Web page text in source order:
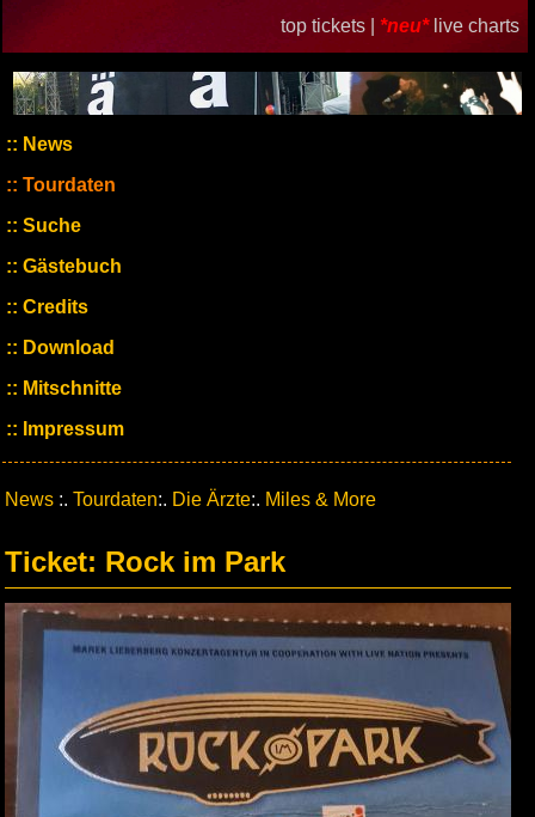
top tickets | *neu* live charts
News
Tourdaten
Suche
Gästebuch
Credits
Download
Mitschnitte
Impressum
News :. Tourdaten:. Die Ärzte:. Miles & More
Ticket: Rock im Park